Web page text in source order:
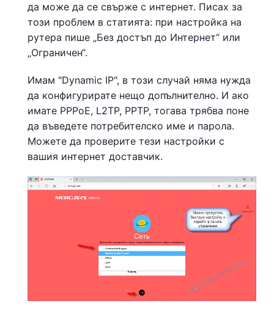
да може да се свърже с интернет. Писах за
този проблем в статията: при настройка на
рутера пише „Без достъп до Интернет“ или
„Ограничен“.
Имам "Dynamic IP", в този случай няма нужда
да конфигурирате нещо допълнително. И ако
имате PPPoE, L2TP, PPTP, тогава трябва поне
да въведете потребителско име и парола.
Можете да проверите тези настройки с
вашия интернет доставчик.